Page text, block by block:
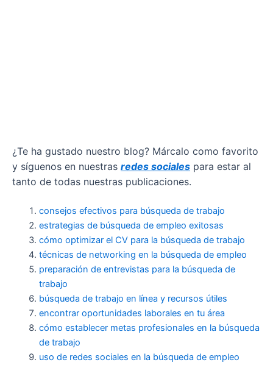
¿Te ha gustado nuestro blog? Márcalo como favorito
y síguenos en nuestras redes sociales para estar al
tanto de todas nuestras publicaciones.
consejos efectivos para búsqueda de trabajo
estrategias de búsqueda de empleo exitosas
cómo optimizar el CV para la búsqueda de trabajo
técnicas de networking en la búsqueda de empleo
preparación de entrevistas para la búsqueda de
trabajo
búsqueda de trabajo en línea y recursos útiles
encontrar oportunidades laborales en tu área
cómo establecer metas profesionales en la búsqueda
de trabajo
uso de redes sociales en la búsqueda de empleo